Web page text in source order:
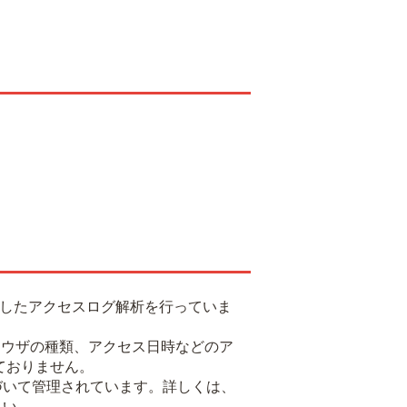
たアクセスログ解析を行っていま
ザの種類、アクセス日時などのア
りません。
て管理されています。詳しくは、